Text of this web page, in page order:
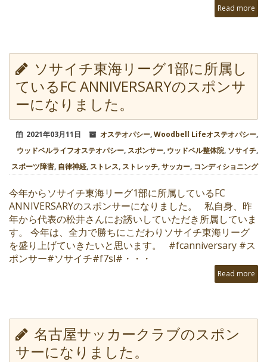
Read more
ソサイチ東海リーグ1部に所属し
ているFC ANNIVERSARYのスポンサ
ーになりました。
2021年03月11日 オステオパシー,Woodbell Lifeオステオパシー,
ウッドベルライフオステオパシー, スポンサー, ウッドベル整体院, ソサイチ,
スポーツ障害, 自律神経, ストレス, ストレッチ,サッカー, コンディショニング
今年からソサイチ東海リーグ1部に所属しているFC
ANNIVERSARYのスポンサーになりました。 私自身、昨
年から代表の松井さんにお誘いしていただき所属していま
す。 今年は、全力で勝ちにこだわりソサイチ東海リーグ
を盛り上げていきたいと思います。 #fcanniversary #ス
ポンサー#ソサイチ#f7sl#・・・
Read more
名古屋サッカークラブのスポン
サーになりました。